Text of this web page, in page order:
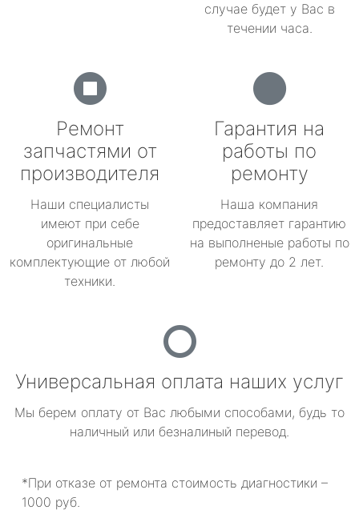
случае будет у Вас в
течении часа.
Ремонт
запчастями от
производителя
Наши специалисты
имеют при себе
оригинальные
комплектующие от любой
техники.
Гарантия на
работы по
ремонту
Наша компания
предоставляет гарантию
на выполненые работы по
ремонту до 2 лет.
Универсальная оплата наших услуг
Мы берем оплату от Вас любыми способами, будь то
наличный или безналиный перевод.
*При отказе от ремонта стоимость диагностики –
1000 руб.